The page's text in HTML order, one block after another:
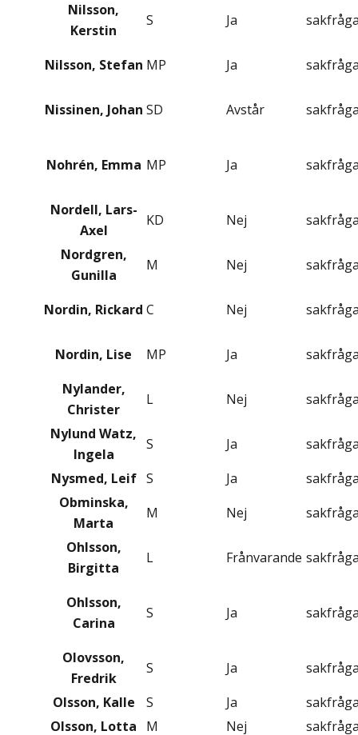
Nilsson,
Kerstin
S Ja
Nilsson, Stefan MP Ja
Nissinen, Johan SD Avstår
Nohrén, Emma MP Ja
Nordell, Lars-
Axel
KD Nej
Nordgren,
Gunilla
M Nej
Nordin, Rickard C Nej
Nordin, Lise MP Ja
Nylander,
Christer
L Nej
Nylund Watz,
Ingela
S Ja
Nysmed, Leif S Ja
Obminska,
Marta
M Nej
Ohlsson,
Birgitta
L Frånvarande
Ohlsson,
Carina
S Ja
Olovsson,
Fredrik
S Ja
Olsson, Kalle
S Ja
Olsson, Lotta
M Nej